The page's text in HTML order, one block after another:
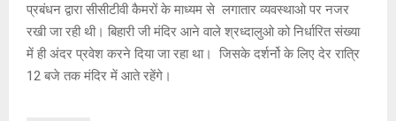
प्रबंधन द्वारा सीसीटीवी कैमरों के माध्यम से लगातार व्यवस्थाओ पर नजर
रखी जा रही थी। बिहारी जी मंदिर आने वाले श्रध्दालुओ को निर्धारित संख्या
में ही अंदर प्रवेश करने दिया जा रहा था। जिसके दर्शर्नो के लिए देर रात्रि
12 बजे तक मंदिर में आते रहेंगे।